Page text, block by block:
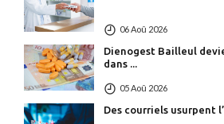
06 Aoû 2026
Dienogest Bailleul
05 Aoû 2026
Des courriels usurpent